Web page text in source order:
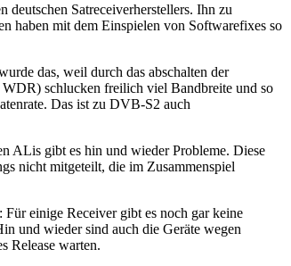
Satreceiverherstellers. Ihn zu
haben mit dem Einspielen von Softwarefixes so
das, weil durch das abschalten der
schlucken freilich viel Bandbreite und so
Das ist zu DVB-S2 auch
ALis gibt es hin und wieder Probleme. Diese
nicht mitgeteilt, die im Zusammenspiel
einige Receiver gibt es noch gar keine
und wieder sind auch die Geräte wegen
Release warten.